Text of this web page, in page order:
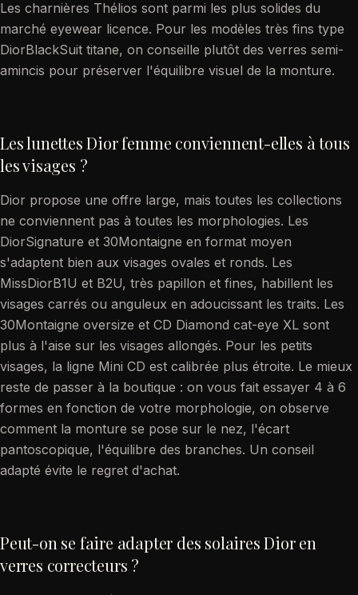
Les charnières Thélios sont parmi les plus solides du
marché eyewear licence. Pour les modèles très fins type
DiorBlackSuit titane, on conseille plutôt des verres semi-
amincis pour préserver l'équilibre visuel de la monture.
Les lunettes Dior femme conviennent-elles à tous
les visages ?
Dior propose une offre large, mais toutes les collections
ne conviennent pas à toutes les morphologies. Les
DiorSignature et 30Montaigne en format moyen
s'adaptent bien aux visages ovales et ronds. Les
MissDiorB1U et B2U, très papillon et fines, habillent les
visages carrés ou anguleux en adoucissant les traits. Les
30Montaigne oversize et CD Diamond cat-eye XL sont
plus à l'aise sur les visages allongés. Pour les petits
visages, la ligne Mini CD est calibrée plus étroite. Le mieux
reste de passer à la boutique : on vous fait essayer 4 à 6
formes en fonction de votre morphologie, on observe
comment la monture se pose sur le nez, l'écart
pantoscopique, l'équilibre des branches. Un conseil
adapté évite le regret d'achat.
Peut-on se faire adapter des solaires Dior en
verres correcteurs ?